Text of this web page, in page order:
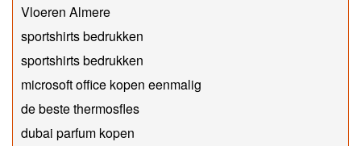
Vloeren Almere
sportshirts bedrukken
sportshirts bedrukken
microsoft office kopen eenmalig
de beste thermosfles
dubai parfum kopen